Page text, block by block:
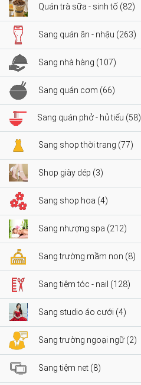
Quán trà sữa - sinh tố (82)
Sang quán ăn - nhậu (263)
Sang nhà hàng (107)
Sang quán cơm (66)
Sang quán phở - hủ tiếu (58)
Sang shop thời trang (77)
Shop giày dép (3)
Sang shop hoa (4)
Sang nhượng spa (212)
Sang trường mầm non (8)
Sang tiệm tóc - nail (128)
Sang studio áo cưới (4)
Sang trường ngoại ngữ (2)
Sang tiệm net (8)